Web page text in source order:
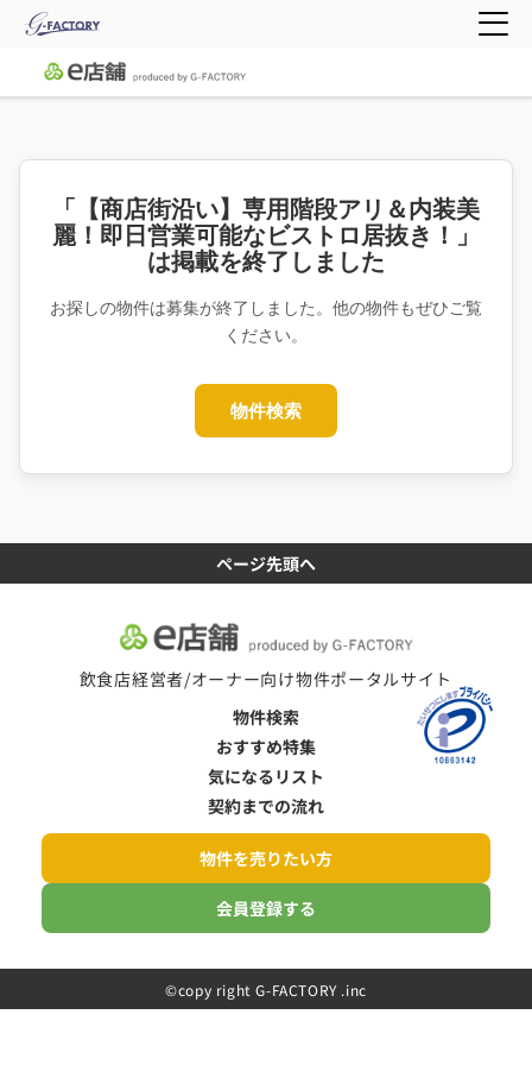
「【商店街沿い】専用階段アリ＆内装美
麗！即日営業可能なビストロ居抜き！」
は掲載を終了しました
お探しの物件は募集が終了しました。他の物件もぜひご覧
ください。
物件検索
ページ先頭へ
飲食店経営者/オーナー向け物件ポータルサイト
物件検索
おすすめ特集
気になるリスト
契約までの流れ
物件を売りたい方
会員登録する
©️copy right G-FACTORY .inc